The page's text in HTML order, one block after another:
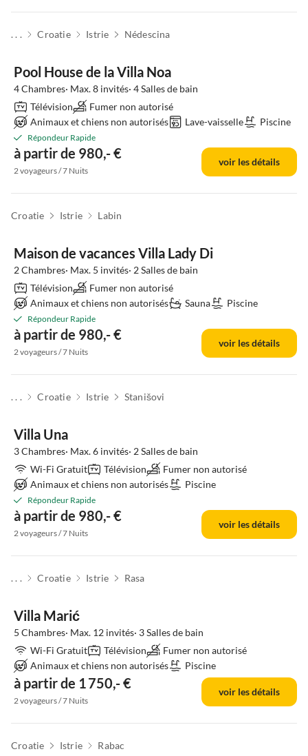
. . . Croatie Istrie Nédescina
Pool House de la Villa Noa
4 Chambres· Max. 8 invités· 4 Salles de bain
Télévision
Fumer non autorisé
Animaux et chiens non autorisés
Lave-vaisselle Piscine
Répondeur Rapide
à partir de 980,- €
2 voyageurs / 7 Nuits
voir les détails
Croatie Istrie Labin
Maison de vacances Villa Lady Di
2 Chambres· Max. 5 invités· 2 Salles de bain
Télévision
Fumer non autorisé
Animaux et chiens non autorisés
Sauna Piscine
Répondeur Rapide
à partir de 980,- €
2 voyageurs / 7 Nuits
voir les détails
. . . Croatie Istrie Stanišovi
Villa Una
3 Chambres· Max. 6 invités· 2 Salles de bain
Wi-Fi Gratuit
Télévision
Fumer non autorisé
Animaux et chiens non autorisés
Piscine
Répondeur Rapide
à partir de 980,- €
2 voyageurs / 7 Nuits
voir les détails
. . . Croatie Istrie Rasa
Villa Marić
5 Chambres· Max. 12 invités· 3 Salles de bain
Wi-Fi Gratuit
Télévision
Fumer non autorisé
Animaux et chiens non autorisés
Piscine
à partir de 1 750,- €
2 voyageurs / 7 Nuits
voir les détails
Croatie Istrie Rabac